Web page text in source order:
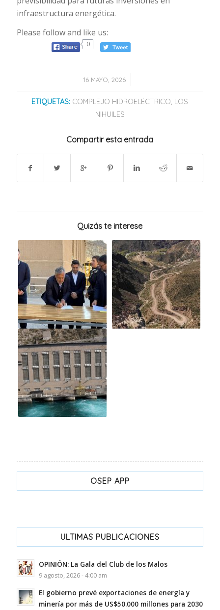
infraestructura energética.
Please follow and like us:
0
16 MAYO, 2026
/
ETIQUETAS: COMPLEJO HIDROELÉCTRICO, LOS
NIHUILES
Compartir esta entrada
Quizás te interese
OSEP APP
ULTIMAS PUBLICACIONES
OPINIÓN: La Gala del Club de los Malos
9 agosto, 2026 - 4:00 am
El gobierno prevé exportaciones de energía y
minería por más de US$50.000 millones para 2030